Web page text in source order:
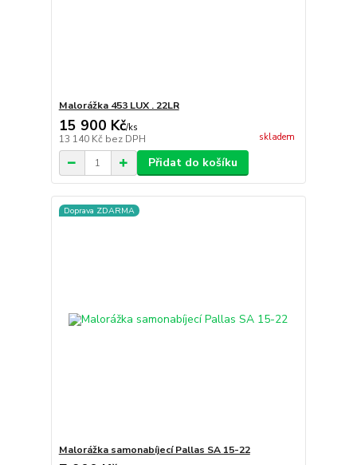
Malorážka 453 LUX . 22LR
15 900 Kč/ks
13 140 Kč bez DPH skladem
Přidat do košíku
Doprava ZDARMA
Malorážka samonabíjecí Pallas SA 15-22